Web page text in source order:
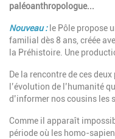
paléoanthropologue...
Nouveau: le Pôle propose
familial dès 8 ans, créée
la Préhistoire. Une
De la rencontre de ces
l’évolution de l’humanité
d’informer nos cousins les
Comme il apparaît
période où les homo-